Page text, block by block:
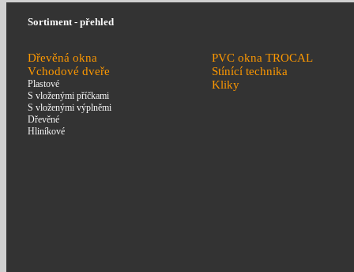
Sortiment - přehled
Dřevěná okna
PVC okna TROCAL
Vchodové dveře
Plastové
S vloženými příčkami
S vloženými výplněmi
Dřevěné
Hliníkové
Stínící technika
Kliky